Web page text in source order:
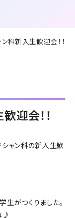
科新入生歓迎会！！
迎会！！
ャン科の新入生歓
がつくりました。
♪